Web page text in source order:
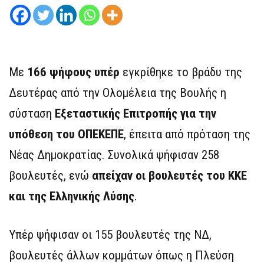
Με 166 ψήφους υπέρ εγκρίθηκε το βράδυ της
Δευτέρας από την Ολομέλεια της Βουλής η
σύσταση Εξεταστικής Επιτροπής για την
υπόθεση του ΟΠΕΚΕΠΕ, έπειτα από πρόταση της
Νέας Δημοκρατίας. Συνολικά ψήφισαν 258
βουλευτές, ενώ απείχαν οι βουλευτές του ΚΚΕ
και της Ελληνικής Λύσης.
Υπέρ ψήφισαν οι 155 βουλευτές της ΝΔ,
βουλευτές άλλων κομμάτων όπως η Πλεύση